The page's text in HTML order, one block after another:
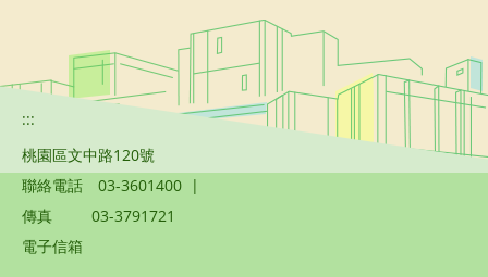
:::
桃園區文中路120號
聯絡電話
03-3601400 |
傳真
03-3791721
電子信箱